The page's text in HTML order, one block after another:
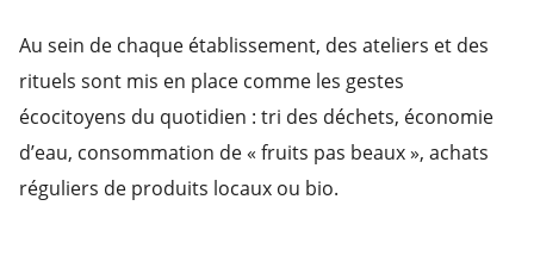
Au sein de chaque établissement, des ateliers et des
rituels sont mis en place comme les gestes
écocitoyens du quotidien : tri des déchets, économie
d’eau, consommation de « fruits pas beaux », achats
réguliers de produits locaux ou bio.